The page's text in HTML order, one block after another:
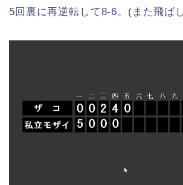
5回裏に再逆転して8-6。(また飛ば